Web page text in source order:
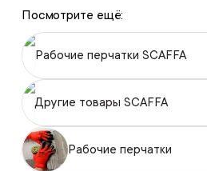
Посмотрите ещё:
Рабочие перчатки SCAFFA
Другие товары SCAFFA
Рабочие перчатки